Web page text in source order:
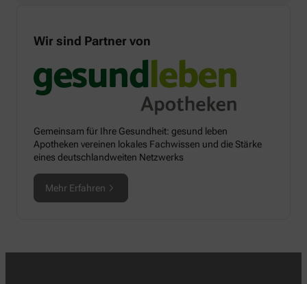
Wir sind Partner von
Gemeinsam für Ihre Gesundheit: gesund leben
Apotheken vereinen lokales Fachwissen und die Stärke
eines deutschlandweiten Netzwerks
Mehr Erfahren